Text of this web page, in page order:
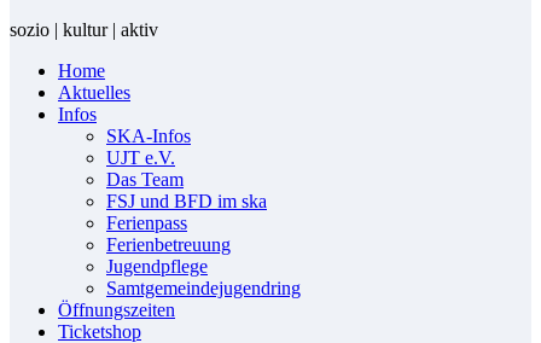
sozio | kultur | aktiv
Home
Ak­tu­el­les
In­fos
SKA-In­fos
UJT e.V.
Das Team
FSJ und BFD im ska
Fe­ri­en­pass
Fe­ri­en­be­treu­ung
Ju­gend­pfle­ge
Samt­ge­mein­de­ju­gend­ring
Öff­nungs­zei­ten
Ti­cket­shop